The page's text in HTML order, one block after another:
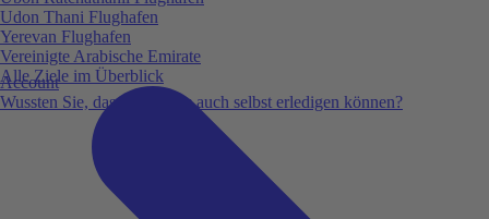
Account
Wussten Sie, dass Sie vieles auch selbst erledigen können?
Udon Thani Flughafen
Yerevan Flughafen
Vereinigte Arabische Emirate
Alle Ziele im Überblick